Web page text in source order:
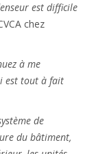
est difficile
chez
à me
est tout à fait
de
du bâtiment,